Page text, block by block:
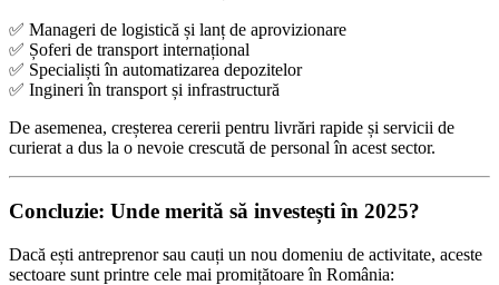
✅ Manageri de logistică și lanț de aprovizionare
✅ Șoferi de transport internațional
✅ Specialiști în automatizarea depozitelor
✅ Ingineri în transport și infrastructură
De asemenea, creșterea cererii pentru livrări rapide și servicii de
curierat a dus la o nevoie crescută de personal în acest sector.
Concluzie: Unde merită să investești în 2025?
Dacă ești antreprenor sau cauți un nou domeniu de activitate, aceste
sectoare sunt printre cele mai promițătoare în România: